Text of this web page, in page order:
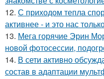
12. С приходом тепла
активнее - и это нас
13. Мега горячие Эрин
новой фотосессии,
14. В сети активно
состав в адаптации